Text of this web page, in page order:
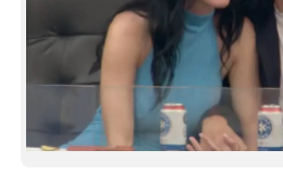
CARTOONS